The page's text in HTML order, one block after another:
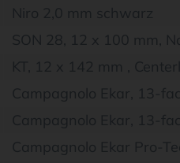
SON 28, 12 x 100 mm,
Campagnolo Ekar, 13-
Campagnolo Ekar Pro-